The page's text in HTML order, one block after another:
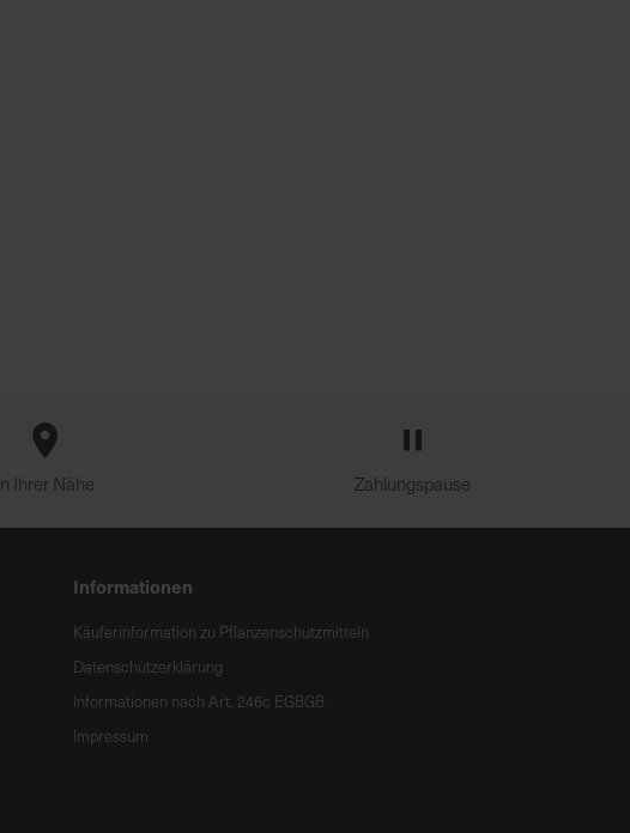
In Ihrer Nähe Zahlungspause
Informationen
Käuferinformation zu Pflanzenschutzmitteln
Datenschutzerklärung
Informationen nach Art. 246c EGBGB
Impressum